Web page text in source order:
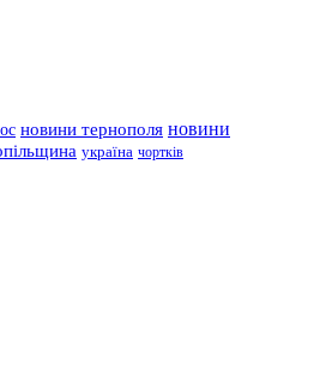
новини тернополя новини
україна чортків